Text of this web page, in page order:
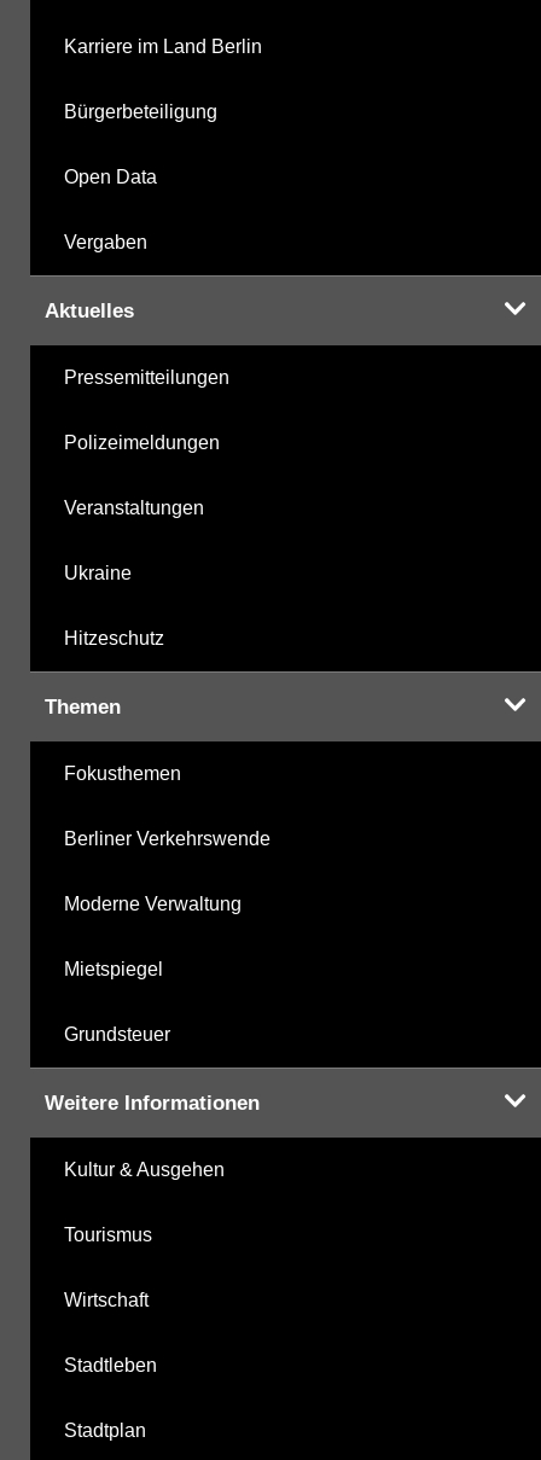
Karriere im Land Berlin
Bürgerbeteiligung
Open Data
Vergaben
Aktuelles
Pressemitteilungen
Polizeimeldungen
Veranstaltungen
Ukraine
Hitzeschutz
Themen
Fokusthemen
Berliner Verkehrswende
Moderne Verwaltung
Mietspiegel
Grundsteuer
Weitere Informationen
Kultur & Ausgehen
Tourismus
Wirtschaft
Stadtleben
Stadtplan